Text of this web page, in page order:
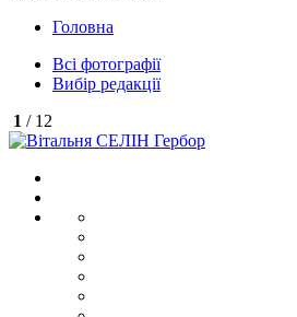
Головна
Всі фотографії
Вибір редакції
1 / 12